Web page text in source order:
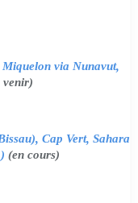
via Nunavut,
venir)
Cap Vert, Sahara
(en cours)